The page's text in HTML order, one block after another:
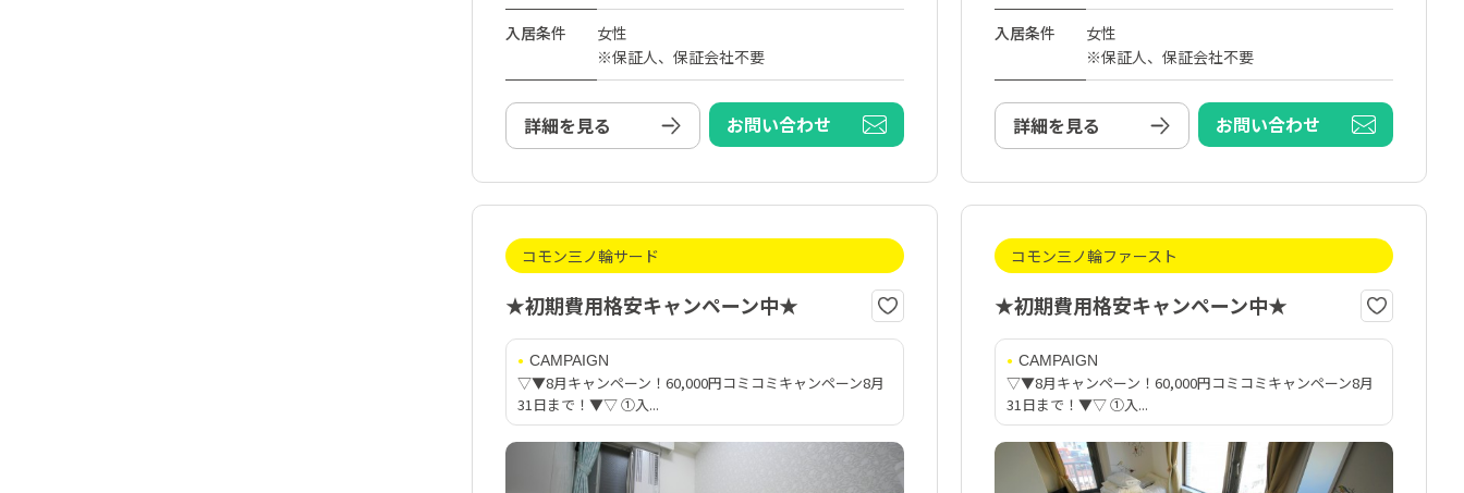
入居条件
女性
※保証人、保証会社不要
詳細を見る お問い合わせ
入居条件
女性
※保証人、保証会社不要
詳細を見る お問い合わせ
コモン三ノ輪サード
★初期費用格安キャンペーン中★
CAMPAIGN
▽▼8月キャンペーン！60,000円コミコミキャンペーン8月
31日まで！▼▽ ①入...
コモン三ノ輪ファースト
★初期費用格安キャンペーン中★
CAMPAIGN
▽▼8月キャンペーン！60,000円コミコミキャンペーン8月
31日まで！▼▽ ①入...